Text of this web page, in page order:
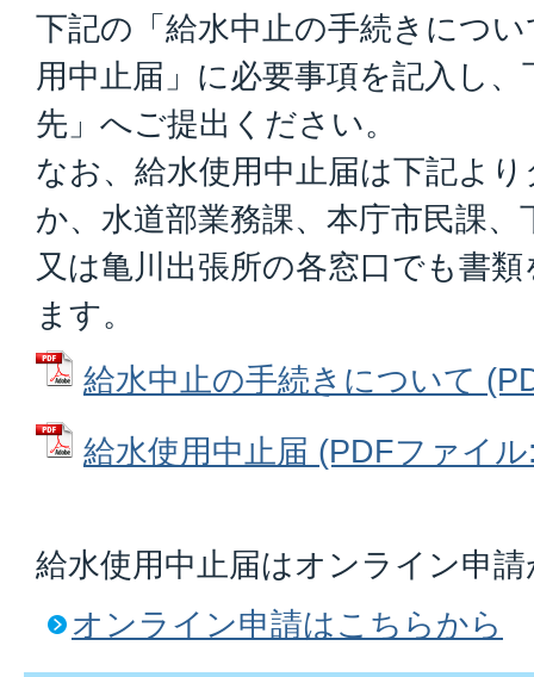
下記の「給水中止の手続きにつ
用中止届」に必要事項を記入し
先」へご提出ください。
なお、給水使用中止届は下記よ
か、水道部業務課、本庁市民課、
又は亀川出張所の各窓口でも書
ます。
給水中止の手続きについて
給水使用中止届 (PDFファイ
給水使用中止届はオンライン申
オンライン申請はこちらから